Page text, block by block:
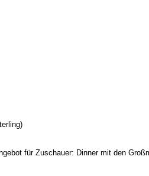
für Zuschauer: Dinner mit den